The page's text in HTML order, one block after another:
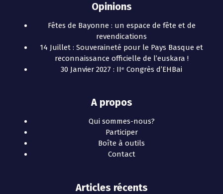
Opinions
Fêtes de Bayonne : un espace de fête et de
revendications
14 Juillet : Souveraineté pour le Pays Basque et
reconnaissance officielle de l’euskara !
30 Janvier 2027 : IIᵉ Congrès d’EHBai
A propos
Qui sommes-nous?
Participer
Boîte à outils
Contact
Articles récents